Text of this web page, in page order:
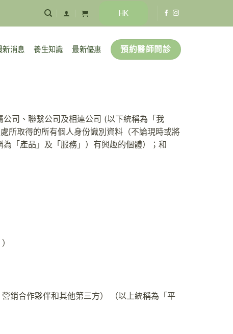
HK
新消息 養生知識 最新優惠 預約醫師問診
公司、聯繫公司及相連公司 (以下統稱為「我
所取得的所有個人身份識別資料（不論現時或將
「產品」及「服務」）有興趣的個體）；和
銷合作夥伴和其他第三方） （以上統稱為「平